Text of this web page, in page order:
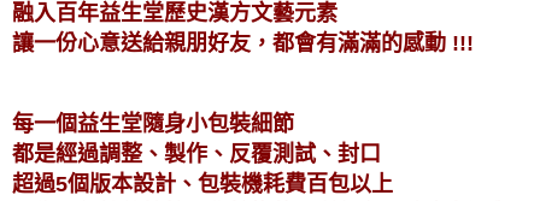
融入百年益生堂歷史漢方文藝元素
讓一份心意送給親朋好友，都會有滿滿的感動 !!!
每一個益生堂隨身小包裝細節
都是經過調整、製作、反覆測試、封口
超過5個版本設計、包裝機耗費百包以上